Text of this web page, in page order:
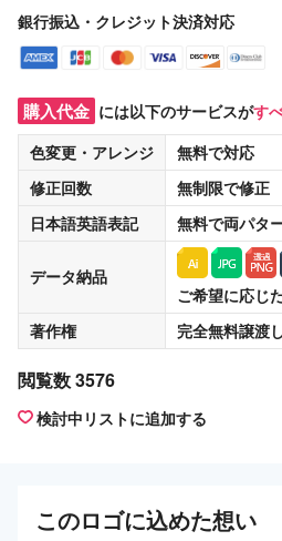
銀行振込・クレジット決済対応
購入代金 には以下のサービスがす
色変更・アレンジ
無料で対応
修正回数
無制限で修正
日本語英語表記
無料で両パタ
データ納品
ご希望に応じ
著作権
完全無料譲渡
閲覧数 3576
検討中リストに追加する
このロゴに込めた想い